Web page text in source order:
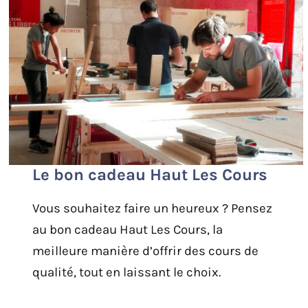
Le bon cadeau Haut Les Cours
Vous souhaitez faire un heureux ? Pensez
au bon cadeau Haut Les Cours, la
meilleure manière d’offrir des cours de
qualité, tout en laissant le choix.